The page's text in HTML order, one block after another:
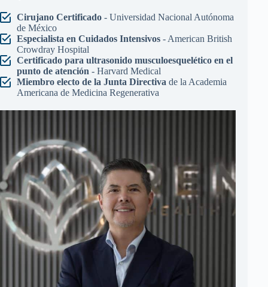
Cirujano Certificado- Universidad Nacional Autónoma
de México
Especialista en Cuidados Intensivos- American British
Crowdray Hospital
Certificado para ultrasonido musculoesquelético en el
punto de atención - Harvard Medical
Miembro electo de la Junta Directiva de la Academia
Americana de Medicina Regenerativa